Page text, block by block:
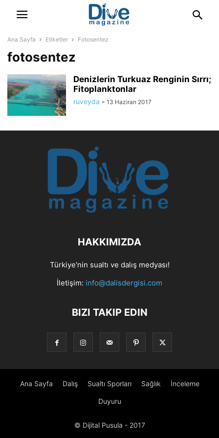
Ana Sayfa Etiketler Fotosentez
fotosentez
Denizlerin Turkuaz Renginin Sırrı;
Fitoplanktonlar
ruveyda - 13 Haziran 2017
HAKKIMIZDA
Türkiye'nin sualtı ve dalış medyası!
İletişim: info@dalisdergisi.com
BIZI TAKIP EDIN
Ana Sayfa Dalış Sualtı Sporları Sağlık İnceleme
Duyuru
© Dijital Pusula - 2017